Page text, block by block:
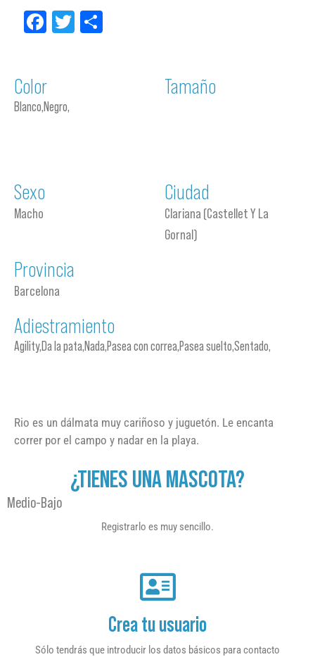
Facebook
Twitter
Color
Blanco,Negro,
Tamaño
Sexo
Macho
Ciudad
Clariana (castellet Y La
Gornal)
Provincia
Barcelona
Adiestramiento
Agility,Da la pata,Nada,Pasea con correa,Pasea suelto,Sentado,
Rio es un dálmata muy cariñoso y juguetón. Le encanta
correr por el campo y nadar en la playa.
¿TIENES UNA MASCOTA?
Medio-Bajo
Registrarlo es muy sencillo.
Crea tu usuario
Sólo tendrás que introducir los datos básicos para contacto